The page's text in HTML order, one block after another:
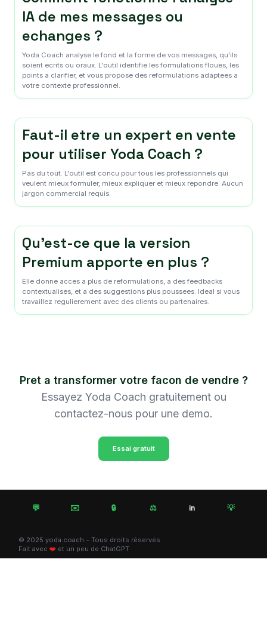
IA de mes messages ou
echanges ?
Yoda Coach analyse le fond et la forme de vos messages, qu'ils
soient ecrits ou oraux. L'outil identifie les formulations floues, les
points a clarifier, et vous propose des reformulations adaptees a
votre contexte professionnel.
Faut-il etre un expert en vente
pour utiliser Yoda Coach ?
Pas du tout. L'outil est concu pour tous les professionnels qui
veulent mieux formuler, mieux expliquer et mieux repondre. Aucun
jargon commercial requis.
Qu'est-ce que la version
Premium apporte en plus ?
Elle donne acces a plus de reformulations, a des feedbacks
contextualises, et a des suggestions plus poussees. Ideal si vous
travaillez regulierement avec des clients ou partenaires.
Pret a transformer votre facon de vendre ?
Essayez Yoda Coach gratuitement ou
contactez-nous pour une demo.
Essai gratuit
💬 ✉️ 🔒 ⚖️ in 💡
© 2025 yoda.coach – Tous droits réservés
Fait avec ❤️ et un peu de ChatGPT